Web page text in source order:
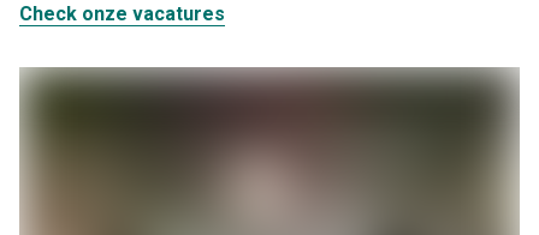
Check onze vacatures